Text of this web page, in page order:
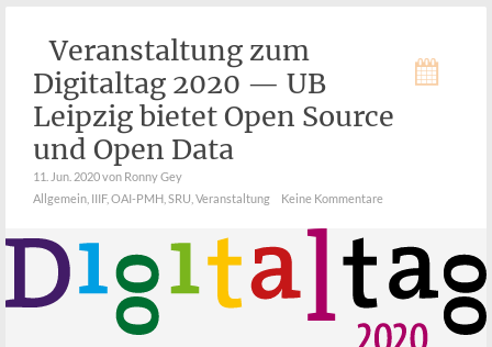
Veranstaltung zum
Digitaltag 2020 — UB
Leipzig bietet Open Source
und Open Data
11. Jun. 2020von Ronny Gey
Allgemein IIIF, OAI-PMH SRU Veranstaltung Keine Kommentare